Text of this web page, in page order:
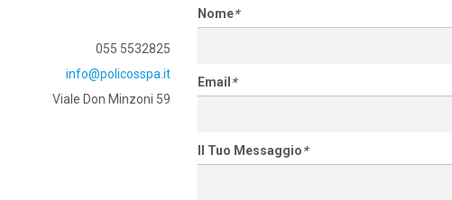
055 5532825
info@policosspa.it
Viale Don Minzoni 59
Nome*
Email *
Il Tuo Messaggio*